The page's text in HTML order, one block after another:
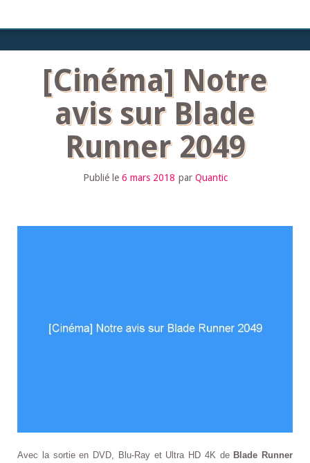
[Cinéma] Notre
avis sur Blade
Runner 2049
Publié le 6 mars 2018 par Quantic
Avec la sortie en DVD, Blu-Ray et Ultra HD 4K de Blade Runner